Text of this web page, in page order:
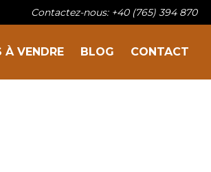
Contactez-nous: +40 (765) 394 870
À VENDRE BLOG CONTACT